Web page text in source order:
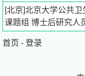
芜湖格力产业园位于
4000亩，员工近
湖）有限公司、芜湖
空调、压缩机，高铁
[北京]北京大学公共
课题组 博士后研究人
首页 - 登录